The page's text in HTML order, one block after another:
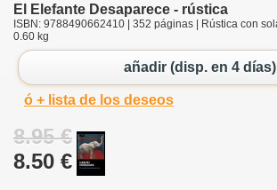
El Elefante Desaparece - rústica
ISBN: 9788490662410 | 352 páginas | Rústica con
0.60 kg
añadir (disp. en 4 días)
ó + lista de los deseos
8.95 €
8.50 €